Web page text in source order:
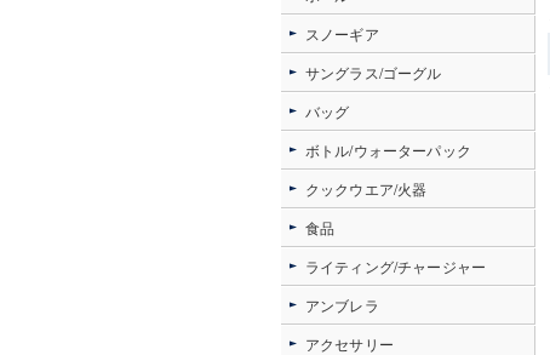
スノーギア
サングラス/ゴーグル
バッグ
ボトル/ウォーターパック
クックウエア/火器
食品
ライティング/チャージャー
アンブレラ
アクセサリー